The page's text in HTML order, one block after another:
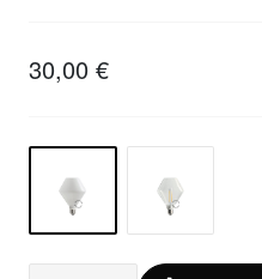
30,00 €